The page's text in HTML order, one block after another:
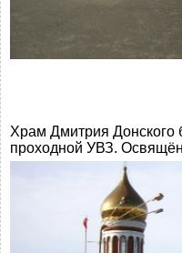
Храм Дмитрия Донского
проходной УВЗ. Освящён